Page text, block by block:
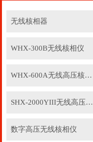
无线核相器
WHX-300B无线核相仪
WHX-600A无线高压核相仪
SHX-2000YIII无线高压核相仪
数字高压无线核相仪